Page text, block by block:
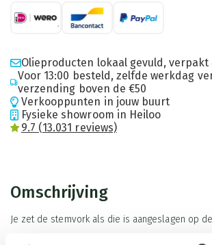
Olieproducten lokaal gevuld,
Voor 13:00 besteld, zelfde werkdag
verzending boven de €50
Verkooppunten in jouw buurt
Fysieke showroom in Heiloo
9.7 (13.031 reviews)
Omschrijving
Je zet de stemvork als die is aangeslagen op